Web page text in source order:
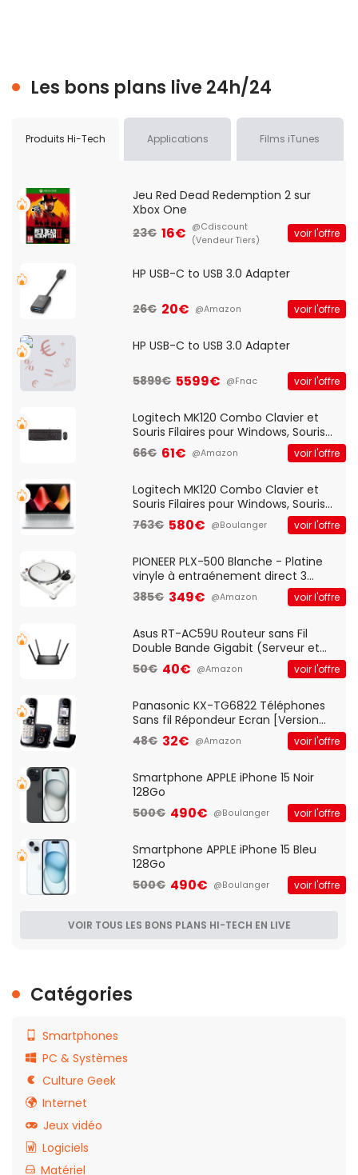
Les bons plans live 24h/24
Produits Hi-Tech Applications Films iTunes
Jeu Red Dead Redemption 2 sur
Xbox One
23€ 16€ @Cdiscount
(Vendeur Tiers)
voir l'offre
HP USB-C to USB 3.0 Adapter
26€ 20€ @Amazon voir l'offre
HP USB-C to USB 3.0 Adapter
5899€ 5599€ @Fnac voir l'offre
Logitech MK120 Combo Clavier et
Souris Filaires pour Windows, Souris
Optique Filaire, Connexion USB Plug
And Play, Confortable, Taille
QWERTY UK - Noir
66€ 61€ @Amazon voir l'offre
Logitech MK120 Combo Clavier et
Souris Filaires pour Windows, Souris
Optique Filaire, Connexion USB Plug
And Play, Confortable, Taille
QWERTY UK - Noir
763€ 580€ @Boulanger voir l'offre
PIONEER PLX-500 Blanche - Platine
vinyle à entraénement direct 3
vitesses (33-45-78 trs/min) avec
pre-ampli intégré et port USB
385€ 349€ @Amazon voir l'offre
Asus RT-AC59U Routeur sans Fil
Double Bande Gigabit (Serveur et
Client VPN, Triple Vlan, Mode Point
d'accès et Bridge, contrôle Parental,
50€ 40€ @Amazon voir l'offre
Panasonic KX-TG6822 Téléphones
Sans fil Répondeur Ecran [Version
Française]
48€ 32€ @Amazon voir l'offre
Smartphone APPLE iPhone 15 Noir
128Go
500€ 490€ @Boulanger voir l'offre
Smartphone APPLE iPhone 15 Bleu
128Go
500€ 490€ @Boulanger voir l'offre
VOIR TOUS LES BONS PLANS HI-TECH EN LIVE
Catégories
Smartphones
PC & Systèmes
Culture Geek
Internet
Jeux vidéo
Logiciels
Matériel